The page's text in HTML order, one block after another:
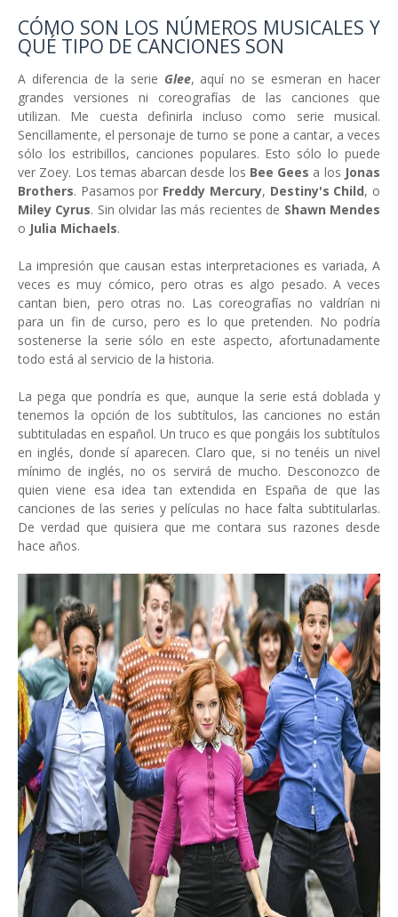
CÓMO SON LOS NÚMEROS MUSICALES Y
QUÉ TIPO DE CANCIONES SON
A diferencia de la serie Glee, aquí no se esmeran en hacer
grandes versiones ni coreografías de las canciones que
utilizan. Me cuesta definirla incluso como serie musical.
Sencillamente, el personaje de turno se pone a cantar, a veces
sólo los estribillos, canciones populares. Esto sólo lo puede
ver Zoey. Los temas abarcan desde los Bee Gees a los Jonas
Brothers. Pasamos por Freddy Mercury, Destiny's Child, o
Miley Cyrus. Sin olvidar las más recientes de Shawn Mendes
o Julia Michaels.
La impresión que causan estas interpretaciones es variada, A
veces es muy cómico, pero otras es algo pesado. A veces
cantan bien, pero otras no. Las coreografías no valdrían ni
para un fin de curso, pero es lo que pretenden. No podría
sostenerse la serie sólo en este aspecto, afortunadamente
todo está al servicio de la historia.
La pega que pondría es que, aunque la serie está doblada y
tenemos la opción de los subtítulos, las canciones no están
subtituladas en español. Un truco es que pongáis los subtítulos
en inglés, donde sí aparecen. Claro que, si no tenéis un nivel
mínimo de inglés, no os servirá de mucho. Desconozco de
quien viene esa idea tan extendida en España de que las
canciones de las series y películas no hace falta subtitularlas.
De verdad que quisiera que me contara sus razones desde
hace años.